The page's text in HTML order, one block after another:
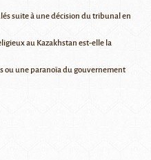
suite à une décision du tribunal en
au Kazakhstan est-elle la
ou une paranoïa du gouvernement